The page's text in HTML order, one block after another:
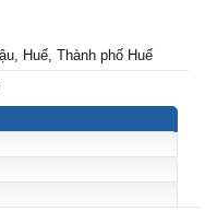
Huế, Thành phố Huế